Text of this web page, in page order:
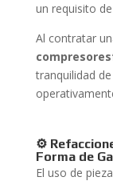
un requisito
Al contratar
tranquilidad
⚙️
Forma de
El uso de